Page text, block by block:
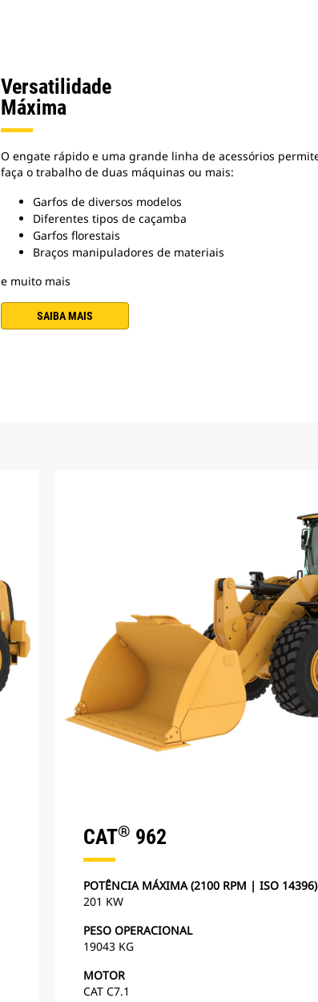
Versatilidade
Máxima
O engate rápido e uma grande linha de acessórios
faça o trabalho de duas máquinas ou mais:
Garfos de diversos modelos
Diferentes tipos de caçamba
Garfos florestais
Braços manipuladores de materiais
e muito mais
SAIBA MAIS
CAT® 962
POTÊNCIA MÁXIMA (2100 RPM | ISO 14396)
201 KW
PESO OPERACIONAL
19043 KG
MOTOR
CAT C7.1